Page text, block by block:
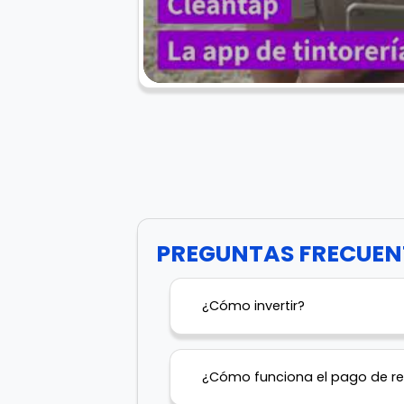
PREGUNTAS
¿Cómo invertir?
¿Cómo funciona el pago de